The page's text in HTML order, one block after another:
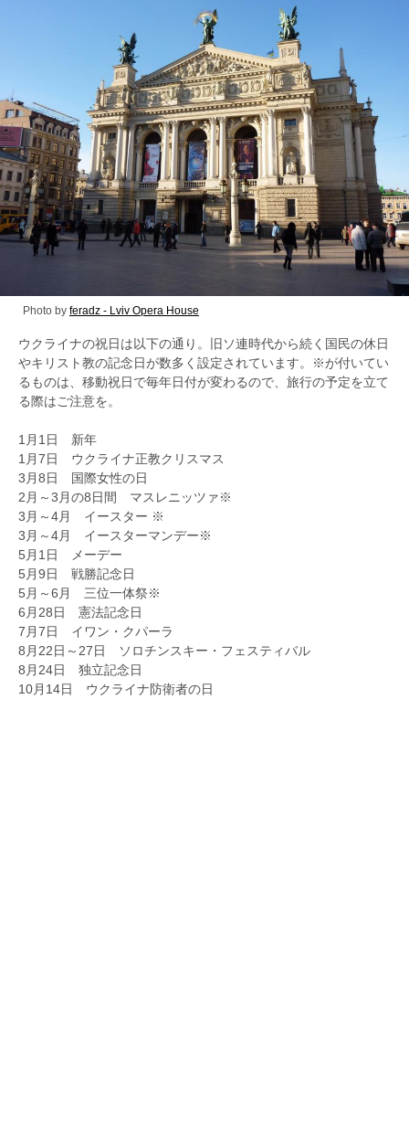
Photo by feradz - Lviv Opera House
ウクライナの祝日は以下の通り。旧ソ連時代から続く国民の休日
やキリスト教の記念日が数多く設定されています。※が付いてい
るものは、移動祝日で毎年日付が変わるので、旅行の予定を立て
る際はご注意を。
1月1日 新年
1月7日 ウクライナ正教クリスマス
3月8日 国際女性の日
2月～3月の8日間 マスレニッツァ※
3月～4月 イースター ※
3月～4月 イースターマンデー※
5月1日 メーデー
5月9日 戦勝記念日
5月～6月 三位一体祭※
6月28日 憲法記念日
7月7日 イワン・クパーラ
8月22日～27日 ソロチンスキー・フェスティバル
8月24日 独立記念日
10月14日 ウクライナ防衛者の日